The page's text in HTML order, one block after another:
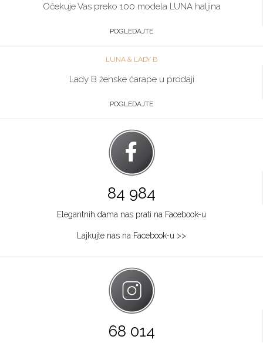
Očekuje Vas preko 100 modela LUNA haljina
POGLEDAJTE
LUNA & LADY B
Lady B ženske čarape u prodaji
POGLEDAJTE
84 984
Elegantnih dama nas prati na Facebook-u
Lajkujte nas na Facebook-u >>
68 014